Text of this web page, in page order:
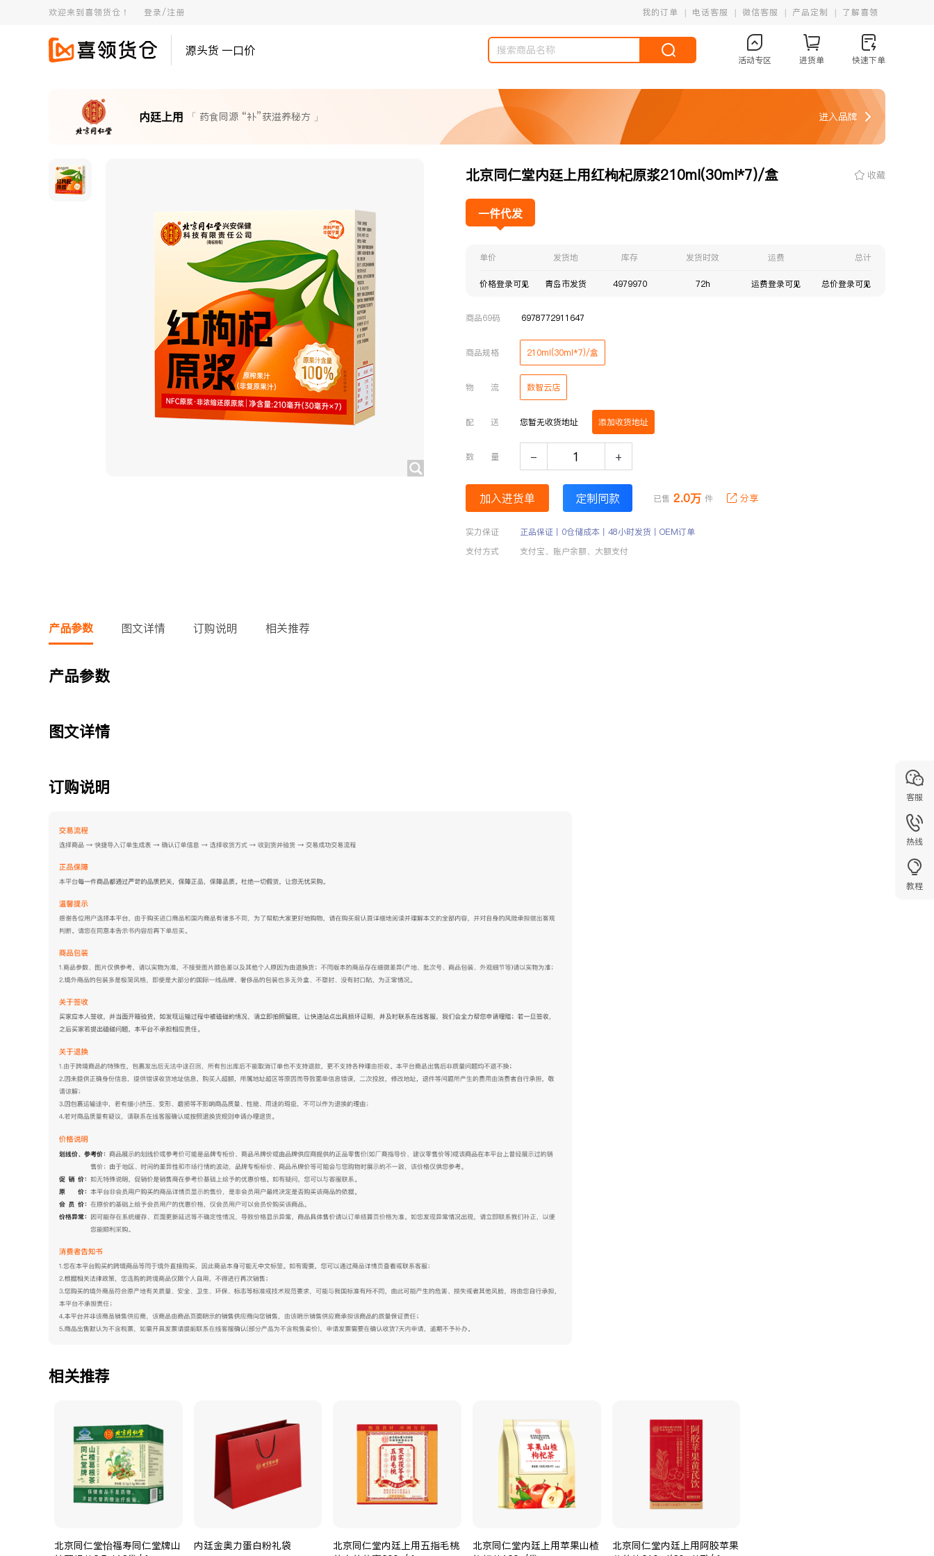
欢迎来到喜领货仓！ 登录/注册 我的订单 电话客服 微信客服 产品定制 了解喜领
源头货 一口价
活动专区 进货单 快速下单
客服
热线
教程
内廷上用 「 药食同源 “补”获滋养秘方 」 进入品牌
北京同仁堂内廷上用红枸杞原浆210ml(30ml*7)/盒
一件代发
收藏
单价 发货地 库存 发货时效 运费 总计
价格登录可见 青岛市发货 4979970 72h 运费登录可见 总价登录可见
商品69码 6978772911647
商品规格 210ml(30ml*7)/盒
物 流 数智云店
配 送 您暂无收货地址 添加收货地址
数 量 - +
加入进货单 定制同款 已售 2.0万 件 分享
实力保证
正品保证丨0仓储成本丨48小时发货丨OEM订单
支付方式
支付宝、账户余额、大额支付
产品参数 图文详情 订购说明 相关推荐
产品参数
图文详情
订购说明
相关推荐
北京同仁堂怡福寿同仁堂牌山
内廷金奥力蛋白粉礼袋
北京同仁堂内廷上用五指毛桃
北京同仁堂内廷上用苹果山楂
北京同仁堂内廷上用阿胶苹果